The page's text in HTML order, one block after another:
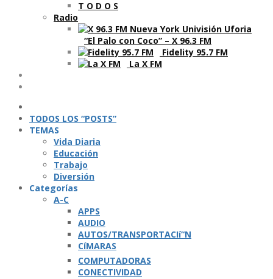
T O D O S
Radio
“El Palo con Coco” – X 96.3 FM
Fidelity 95.7 FM
La X FM
TODOS LOS “POSTS”
TEMAS
Vida Diaria
Educación
Trabajo
Diversión
Categorí­as
A-C
APPS
AUDIO
AUTOS/TRANSPORTACIí“N
CíMARAS
COMPUTADORAS
CONECTIVIDAD